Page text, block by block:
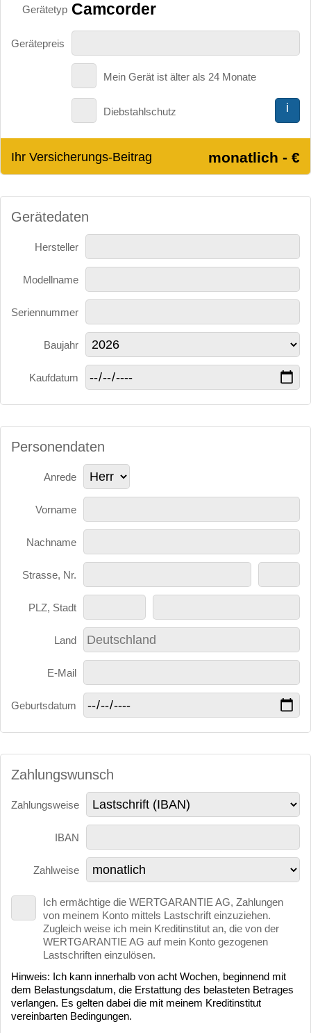
Gerätetyp Camcorder
Gerätepreis
Mein Gerät ist älter als 24 Monate
i
Diebstahlschutz
Ihr Versicherungs-Beitrag monatlich - €
Gerätedaten
Hersteller
Modellname
Seriennummer
Baujahr
Kaufdatum
Personendaten
Anrede
Vorname
Nachname
Strasse, Nr.
PLZ, Stadt
Land
E-Mail
Geburtsdatum
Zahlungswunsch
Zahlungsweise
IBAN
Zahlweise
Ich ermächtige die WERTGARANTIE AG, Zahlungen
von meinem Konto mittels Lastschrift einzuziehen.
Zugleich weise ich mein Kreditinstitut an, die von der
WERTGARANTIE AG auf mein Konto gezogenen
Lastschriften einzulösen.
Hinweis: Ich kann innerhalb von acht Wochen, beginnend mit
dem Belastungsdatum, die Erstattung des belasteten Betrages
verlangen. Es gelten dabei die mit meinem Kreditinstitut
vereinbarten Bedingungen.